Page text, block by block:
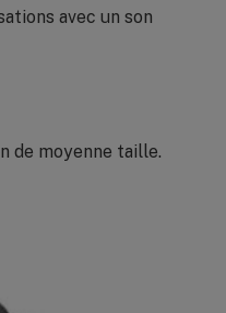
avec un son
de moyenne taille.